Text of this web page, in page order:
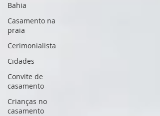
Bahia
Casamento na
praia
Cerimonialista
Cidades
Convite de
casamento
Crianças no
casamento